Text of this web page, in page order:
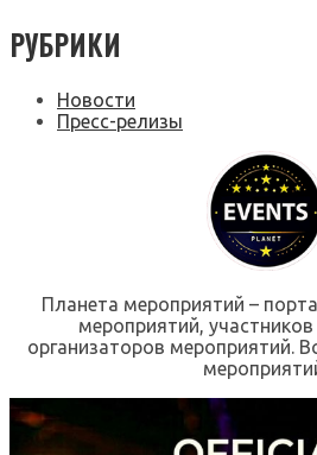
РУБРИКИ
Новости
Пресс-релизы
Планета мероприятий –
мероприятий,
организаторов мероприятий.